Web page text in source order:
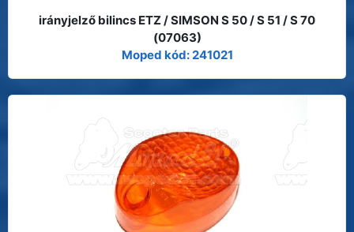
irányjelző bilincs ETZ / SIMSON S 50 / S 51 / S 70
(07063)
Moped kód: 241021